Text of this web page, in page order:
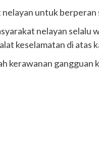
untuk
nelayan
keselamatan di atas
kerawanan gangguan